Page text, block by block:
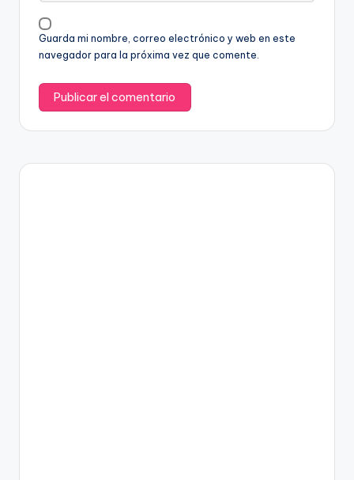
Guarda mi nombre, correo electrónico y web en este
navegador para la próxima vez que comente.